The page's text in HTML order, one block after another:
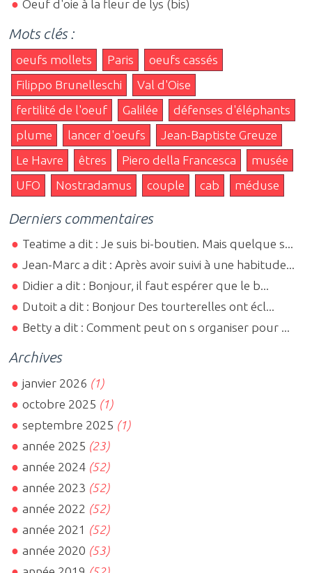
Oeuf d'oie à la fleur de lys (bis)
Mots clés :
oeufs mollets Paris
oeufs cassés
Filippo Brunelleschi
Val d'Oise
fertilité de l'oeuf
Galilée
défenses d'éléphants
plume
lancer d'oeufs
Jean-Baptiste Greuze
Le Havre
êtres Piero della Francesca
musée
UFO
Nostradamus couple cab méduse
Derniers commentaires
Teatime a dit : Je suis bi-boutien. Mais quelque s...
Jean-Marc a dit : Après avoir suivi à une habitude...
Didier a dit : Bonjour, il faut espérer que le b...
Dutoit a dit : Bonjour Des tourterelles ont écl...
Betty a dit : Comment peut on s organiser pour ...
Archives
janvier 2026 (1)
octobre 2025 (1)
septembre 2025 (1)
année 2025 (23)
année 2024 (52)
année 2023 (52)
année 2022 (52)
année 2021 (52)
année 2020 (53)